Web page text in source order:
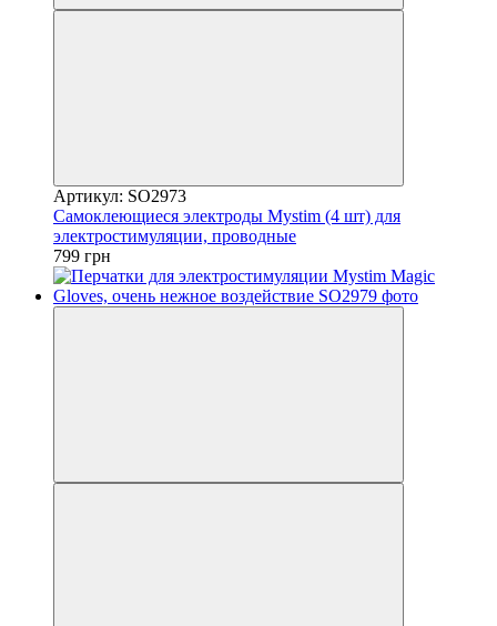
Артикул: SO2973
Самоклеющиеся электроды Mystim (4 шт) для
электростимуляции, проводные
799 грн